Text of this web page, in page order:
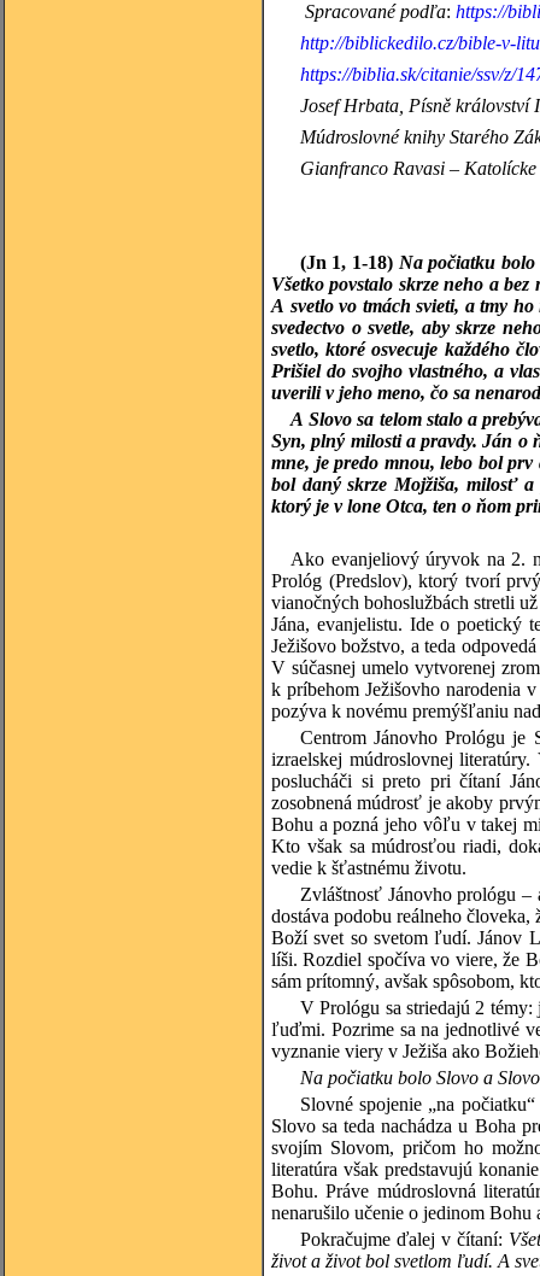
Spracované podľa: https://
http://biblickedilo.cz/bible-v-
https://biblia.sk/citanie/ssv/z/
Josef Hrbata, Písně království
Múdroslovné knihy Starého
Gianfranco Ravasi –
(Jn 1, 1-18) Na počiatku
Všetko povstalo skrze neho a
A svetlo vo tmách svieti, a tmy
svedectvo o svetle, aby skrze
svetlo, ktoré osvecuje každého
Prišiel do svojho vlastného, a
uverili v jeho meno, čo sa
A Slovo sa telom stalo a
Syn, plný milosti a pravdy. Ján o
mne, je predo mnou, lebo bol
bol daný skrze Mojžiša, milosť
ktorý je v lone Otca, ten o ňom
Ako evanjeliový úryvok na 2.
Prológ (Predslov), ktorý tvorí
vianočných bohoslužbách stretli
Jána, evanjelistu. Ide o poetický
Ježišovo božstvo, a teda
V súčasnej umelo vytvorenej
k príbehom Ježišovho narodenia
pozýva k novému premýšľaniu
Centrom Jánovho Prológu je
izraelskej múdroslovnej
poslucháči si preto pri čítaní
zosobnená múdrosť je akoby
Bohu a pozná jeho vôľu v takej
Kto však sa múdrosťou riadi,
vedie k šťastnému životu.
Zvláštnosť Jánovho prológu
dostáva podobu reálneho
Boží svet so svetom ľudí. Jánov
líši. Rozdiel spočíva vo viere, že
sám prítomný, avšak spôsobom,
V Prológu sa striedajú 2
ľuďmi. Pozrime sa na jednotlivé
vyznanie viery v Ježiša ako
Na počiatku bolo Slovo a
Slovné spojenie „na
Slovo sa teda nachádza u Boha
svojím Slovom, pričom ho
literatúra však predstavujú
Bohu. Práve múdroslovná
nenarušilo učenie o jedinom Bohu
Pokračujme ďalej v čítaní:
život a život bol svetlom ľudí. A